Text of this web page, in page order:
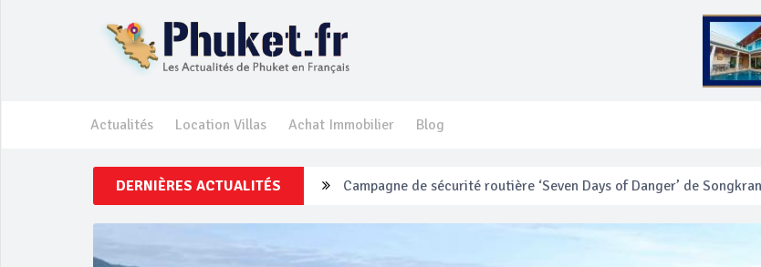
Actualités Location Villas Achat Immobilier Blog
DERNIÈRES ACTUALITÉS Campagne de sécurité routière ‘Seven Days of Danger’ de Songkran
Un touriste français blessé en se faisant arracher son collier en or
Phuket Peranakan Festival